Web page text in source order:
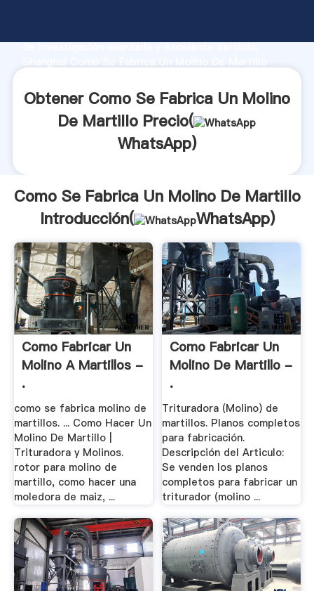
de investigación avanzada y excelente servicio,
clientes.
Obtener Como Se Fabrica Un Molino
De Martillo Precio(
WhatsApp)
Como Se Fabrica Un Molino De Martillo
Introducción(
WhatsApp)
Como Fabricar Un
Molino A Martillos -
.
como se fabrica molino de
martillos. ... Como Hacer Un
Molino De Martillo |
Trituradora y Molinos.
rotor para molino de
martillo, como hacer una
moledora de maiz, ...
Como Fabricar Un
Molino De Martillo -
.
Trituradora (Molino) de
martillos. Planos completos
para fabricación.
Descripción del Articulo:
Se venden los planos
completos para fabricar un
triturador (molino ...